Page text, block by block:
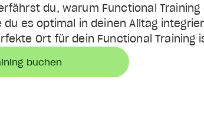
du, warum Functional Training
du es optimal in deinen Alltag
Ort für dein Functional Training
buchen